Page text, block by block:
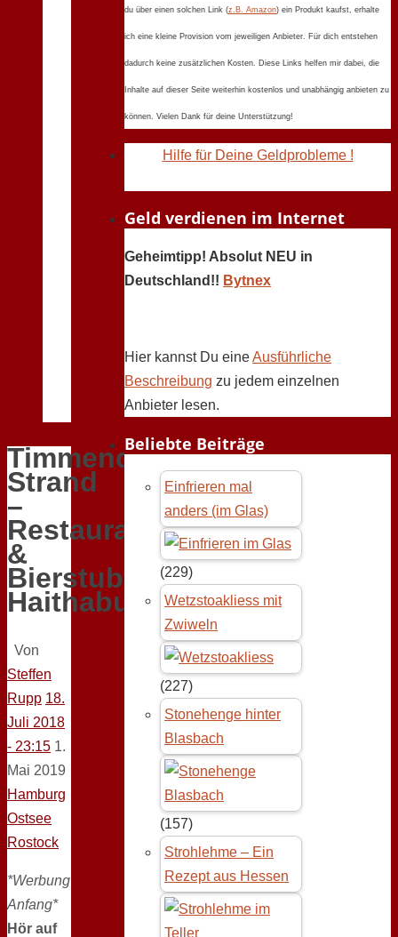
Timmendorfer
Strand
–
Restaurant
&
Bierstube
Haithabu
Von
Steffen
Rupp 18.
Juli 2018
- 23:15 1.
Mai 2019
Hamburg
Ostsee
Rostock
*Werbung
Anfang*
Hör auf
du über einen solchen Link (z.B. Amazon) ein Produkt kaufst, erhalte
ich eine kleine Provision vom jeweiligen Anbieter. Für dich entstehen
dadurch keine zusätzlichen Kosten. Diese Links helfen mir dabei, die
Inhalte auf dieser Seite weiterhin kostenlos und unabhängig anbieten zu
können. Vielen Dank für deine Unterstützung!
Hilfe für Deine Geldprobleme !
Geld verdienen im Internet
Geheimtipp! Absolut NEU in
Deutschland!! Bytnex
Hier kannst Du eineAusführliche
Beschreibung zu jedem einzelnen
Anbieter lesen.
Beliebte Beiträge
Einfrieren mal
anders (im Glas)
(229)
Wetzstoakliess mit
Zwiweln
(227)
Stonehenge hinter
Blasbach
(157)
Strohlehme – Ein
Rezept aus Hessen